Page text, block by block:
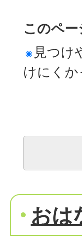
このペ
見つけ
けにくか
おは